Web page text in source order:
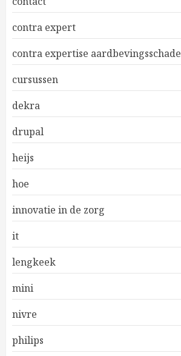
contra expert
contra expertise aardbevingsschade
cursussen
dekra
drupal
heijs
hoe
innovatie in de zorg
it
lengkeek
mini
nivre
philips